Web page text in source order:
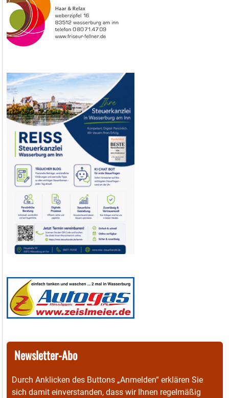
Newsletter-Abo
Durch Anklicken des Buttons „Anmelden“ erklären Sie
sich damit einverstanden, dass wir Ihnen regelmäßig